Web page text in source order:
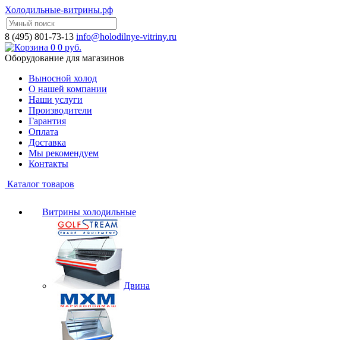
Холодильные-витрины.рф
8 (495) 801-73-13 info@holodilnye-vitriny.ru
0 0 руб.
Оборудование для магазинов
Выносной холод
О нашей компании
Наши услуги
Производители
Гарантия
Оплата
Доставка
Мы рекомендуем
Контакты
Каталог товаров
Витрины холодильные
Двина